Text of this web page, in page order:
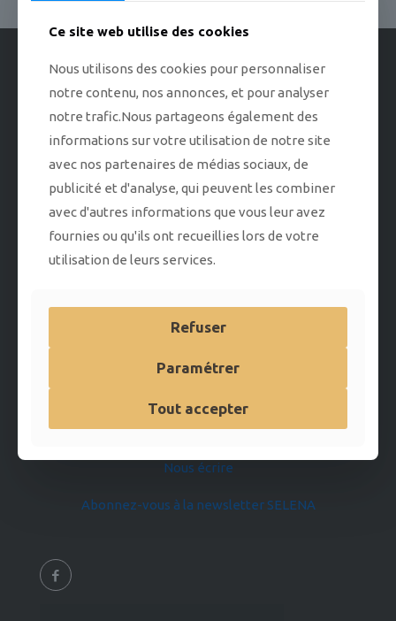
Vous pouvez nous envoyer vos manuscrits papier ou PDF aux
adresses indiquées danscontact
Diffusion-Distribution
Nos AUTEURS
CGV
Votre Panier
Nous écrire
Abonnez-vous à la newsletter SELENA
Ce site web utilise des cookies
Nous utilisons des cookies pour personnaliser
notre contenu, nos annonces, et pour analyser
notre trafic.Nous partageons également des
informations sur votre utilisation de notre site
avec nos partenaires de médias sociaux, de
publicité et d'analyse, qui peuvent les combiner
avec d'autres informations que vous leur avez
fournies ou qu'ils ont recueillies lors de votre
utilisation de leurs services.
Refuser
Paramétrer
Tout accepter